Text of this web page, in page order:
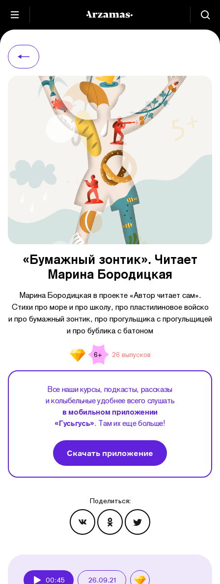
«Бумажный зонтик». Читает
Марина Бородицкая
Марина Бородицкая в проекте «Автор читает сам».
Стихи про море и про школу, про пластилиновое войско
и про бумажный зонтик, про прогульщика с прогульщицей
и про бублика с батоном
6+ 26 выпусков
Все наши курсы, подкасты, рассказы
и колыбельные удобнее всего слушать
в мобильном приложении
«Гусьгусь». Там их еще больше!
Скачать приложение
Поделиться:
00:45 26.09.21